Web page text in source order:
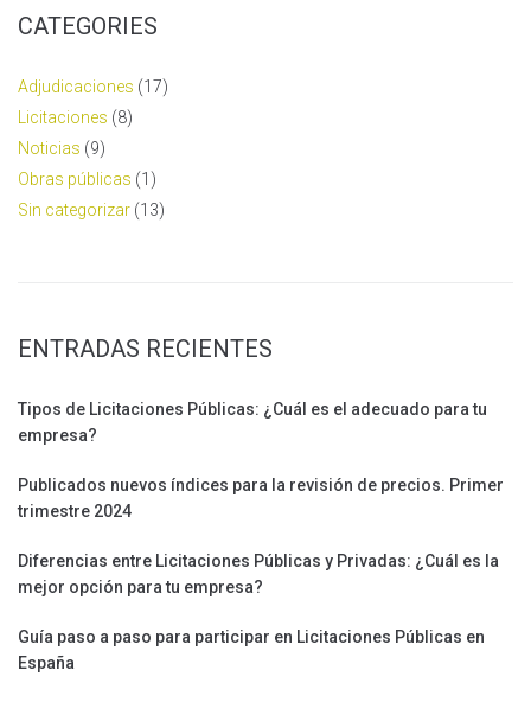
CATEGORIES
Adjudicaciones (17)
Licitaciones (8)
Noticias (9)
Obras públicas (1)
Sin categorizar (13)
ENTRADAS RECIENTES
Tipos de Licitaciones Públicas: ¿Cuál es el adecuado para tu
empresa?
Publicados nuevos índices para la revisión de precios. Primer
trimestre 2024
Diferencias entre Licitaciones Públicas y Privadas: ¿Cuál es la
mejor opción para tu empresa?
Guía paso a paso para participar en Licitaciones Públicas en
España